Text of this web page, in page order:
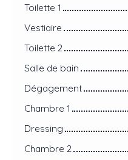
Toilette 1
Vestiaire
Toilette 2
Salle de bain
Dégagement
Chambre 1
Dressing
Chambre 2